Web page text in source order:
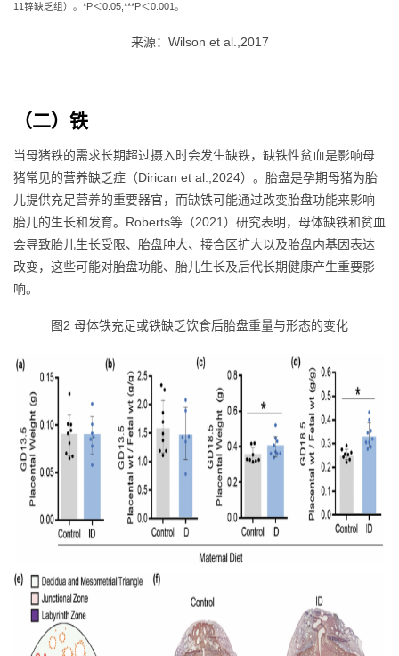
11锌缺乏组）。*P＜0.05,***P＜0.001。
来源：Wilson et al.,2017
（二）铁
当母猪铁的需求长期超过摄入时会发生缺铁，缺铁性贫血是影响母
猪常见的营养缺乏症（Dirican et al.,2024）。胎盘是孕期母猪为胎
儿提供充足营养的重要器官，而缺铁可能通过改变胎盘功能来影响
胎儿的生长和发育。Roberts等（2021）研究表明，母体缺铁和贫血
会导致胎儿生长受限、胎盘肿大、接合区扩大以及胎盘内基因表达
改变，这些可能对胎盘功能、胎儿生长及后代长期健康产生重要影
响。
图2 母体铁充足或铁缺乏饮食后胎盘重量与形态的变化